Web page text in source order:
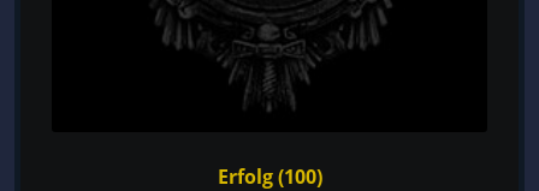
Erfolg (100)